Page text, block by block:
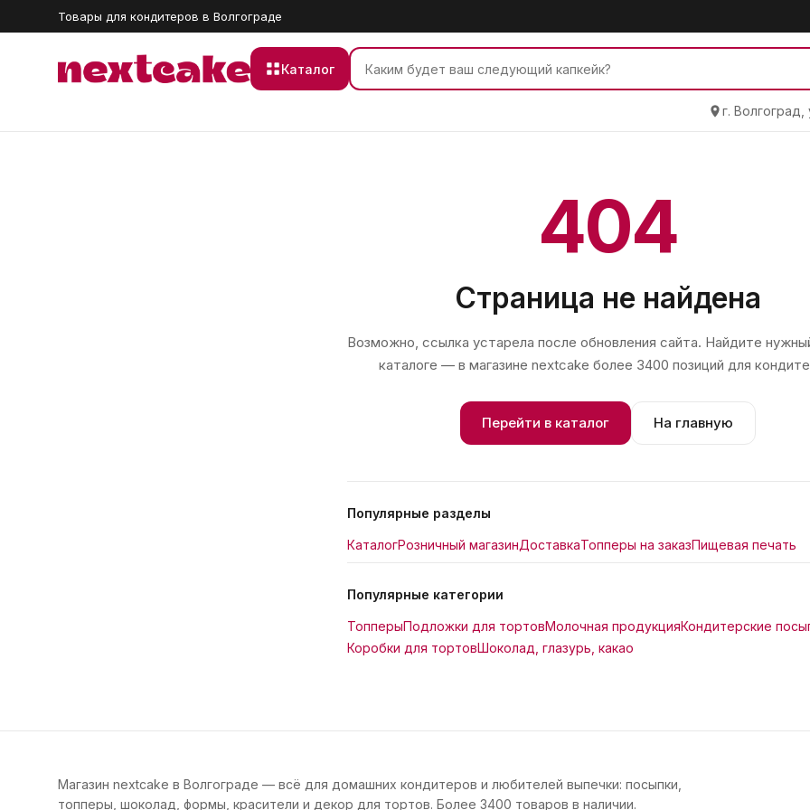
Товары для кондитеров в Волгограде
Каталог
г.
404
Страница не найдена
Возможно, ссылка устарела после обновления сайта. Найдите
каталоге — в магазине nextcake более 3400 позиций для
Перейти в каталог На главную
Популярные разделы
КаталогРозничный магазинДоставкаТопперы на заказПищевая печать
Популярные категории
ТопперыПодложки для тортовМолочная продукцияКондитерские
Коробки для тортовШоколад, глазурь, какао
Магазин nextcake в Волгограде — всё для домашних кондитеров и любителей выпечки: посыпки,
топперы, шоколад, формы, красители и декор для тортов. Более 3400 товаров в наличии.